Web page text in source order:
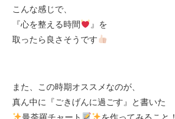
こんな感じで、
『心を整える時間
』を
取ったら良さそうです
また、この時期オススメなのが、
真ん中に『ごきげんに過ごす』と書いた
曼荼羅チャート
を作ってみること！